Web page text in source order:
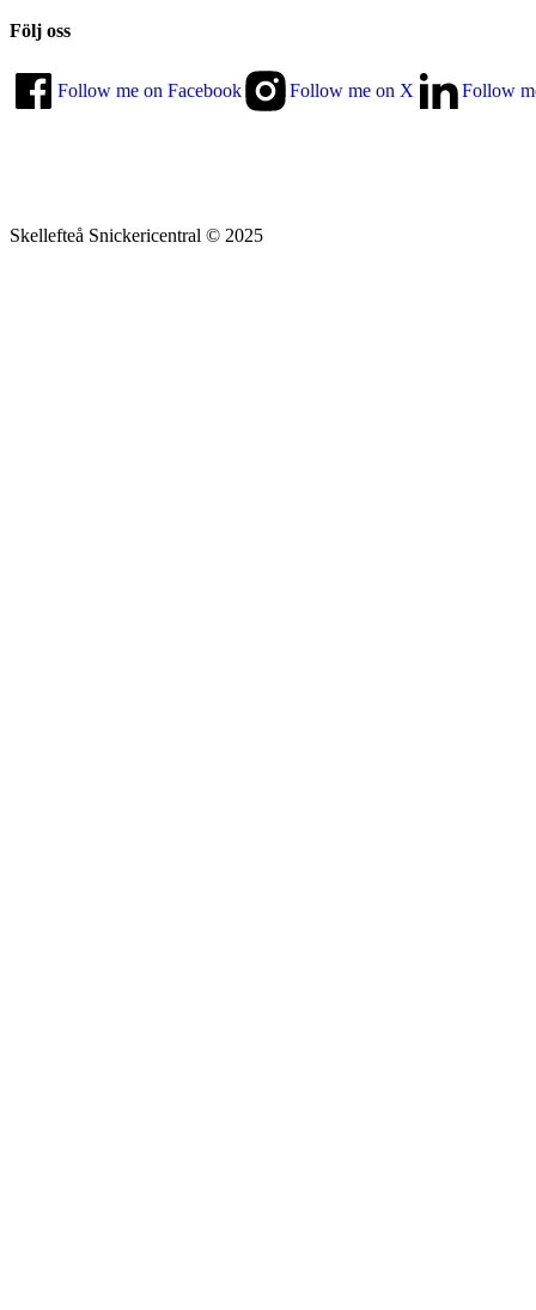
Följ oss
Follow me on Facebook Follow me on X Follow
Skellefteå Snickericentral © 2025